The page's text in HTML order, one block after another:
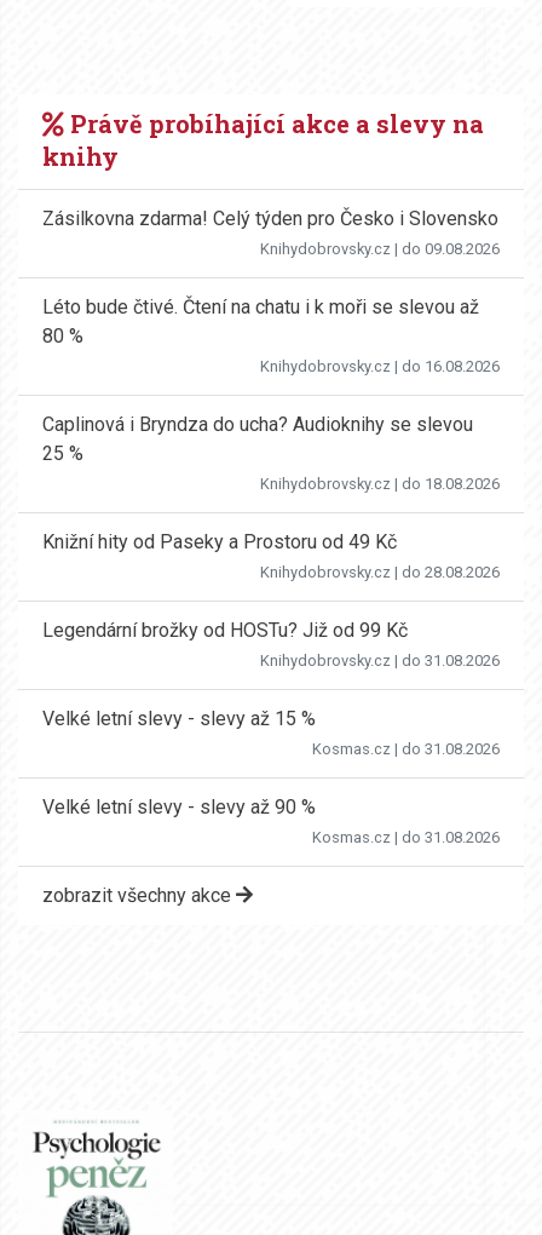
Právě probíhající akce a slevy na
knihy
Zásilkovna zdarma! Celý týden pro Česko i Slovensko
Knihydobrovsky.cz | do 09.08.2026
Léto bude čtivé. Čtení na chatu i k moři se slevou až
80 %
Knihydobrovsky.cz | do 16.08.2026
Caplinová i Bryndza do ucha? Audioknihy se slevou
25 %
Knihydobrovsky.cz | do 18.08.2026
Knižní hity od Paseky a Prostoru od 49 Kč
Knihydobrovsky.cz | do 28.08.2026
Legendární brožky od HOSTu? Již od 99 Kč
Knihydobrovsky.cz | do 31.08.2026
Velké letní slevy - slevy až 15 %
Kosmas.cz | do 31.08.2026
Velké letní slevy - slevy až 90 %
Kosmas.cz | do 31.08.2026
zobrazit všechny akce